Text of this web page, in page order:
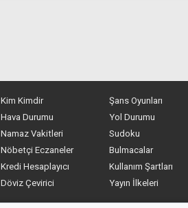
Kim Kimdir
Hava Durumu
Namaz Vakitleri
Nöbetçi Eczaneler
Kredi Hesaplayıcı
Döviz Çevirici
Şans Oyunları
Yol Durumu
Sudoku
Bulmacalar
Kullanım Şartları
Yayın İlkeleri